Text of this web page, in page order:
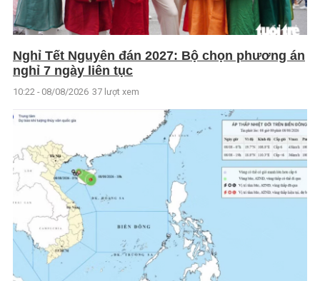
Nghỉ Tết Nguyên đán 2027: Bộ chọn phương án
nghỉ 7 ngày liên tục
10:22 - 08/08/2026 37 lượt xem